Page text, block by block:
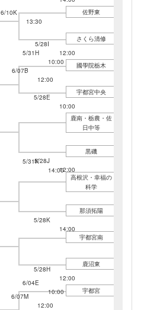
6/10K
13:30
6/07B
12:00
5/31H
10:00
佐野東
5/28I
12:00
さくら清修
國學院栃木
5/28E
10:00
宇都宮中央
5/31K
14:00
鹿南・栃農・佐
日中等
5/28J
12:00
黒磯
6/07M
12:00
高根沢・幸福の
科学
5/28K
14:00
那須拓陽
6/04E
10:00
宇都宮南
5/28H
12:00
鹿沼東
宇都宮